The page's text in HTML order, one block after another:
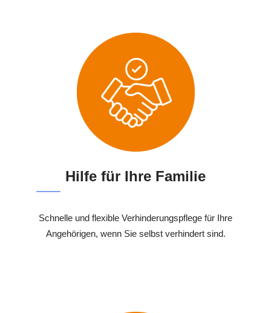
Hilfe für Ihre Familie
Schnelle und flexible Verhinderungspflege für Ihre
Angehörigen, wenn Sie selbst verhindert sind.